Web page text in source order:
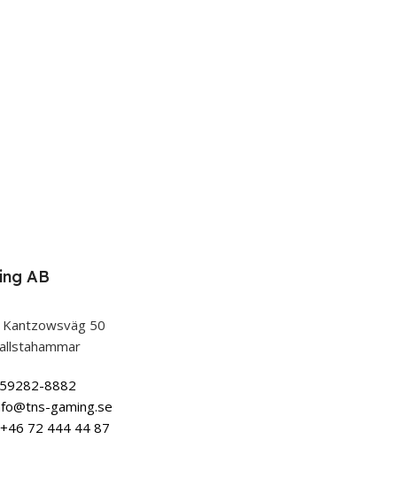
AB
50
8882
gaming.se
72 444 44 87